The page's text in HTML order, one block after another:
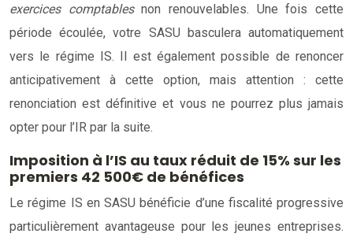
exercices comptablesnon renouvelables. Une fois cette
période écoulée, votre SASU basculera automatiquement
vers le régime IS. Il est également possible de renoncer
anticipativement à cette option, mais attention : cette
renonciation est définitive et vous ne pourrez plus jamais
opter pour l’IR par la suite.
Imposition à l’IS au taux réduit de 15% sur les
premiers 42 500€ de bénéfices
Le régime IS en SASU bénéficie d’une fiscalité progressive
particulièrement avantageuse pour les jeunes entreprises.